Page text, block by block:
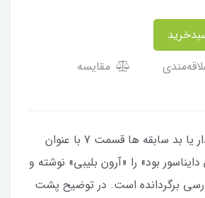
مقایسه
کتاب چهار سابقه دار یا بد سابقه ها قسمت 7 با عنوان
بود» را «آرون بلیبی» نوشته و
برگردانده است. در توضیح پشت